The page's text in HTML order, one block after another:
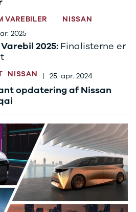
og
og
VAREBILER
NISSAN
2025
2025: Finalisterne er
NISSAN | 25. apr. 2024
opdatering af Nissan